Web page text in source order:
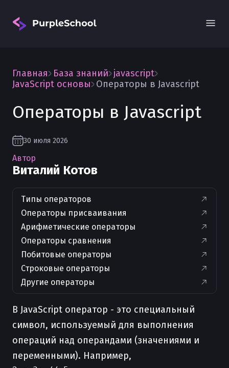
Главная База знаний javascript
JavaScript основы Операторы в Javascript
Операторы в Javascript
30 июля 2026
Автор
Виталий Котов
Типы операторов
Операторы присваивания
Арифметические операторы
Операторы сравнения
Побитовые операторы
Строковые операторы
Другие операторы
В JavaScript оператор - это специальный
символ, используемый для выполнения
операций над операндами (значениями и
переменными). Например,